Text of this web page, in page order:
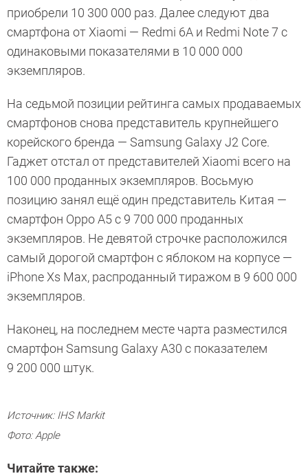
приобрели 10 300 000 раз. Далее следуют два
смартфона от Xiaomi — Redmi 6A и Redmi Note 7 с
одинаковыми показателями в 10 000 000
экземпляров.
На седьмой позиции рейтинга самых продаваемых
смартфонов снова представитель крупнейшего
корейского бренда — Samsung Galaxy J2 Core.
Гаджет отстал от представителей Xiaomi всего на
100 000 проданных экземпляров. Восьмую
позицию занял ещё один представитель Китая —
смартфон Oppo A5 с 9 700 000 проданных
экземпляров. Не девятой строчке расположился
самый дорогой смартфон с яблоком на корпусе —
iPhone Xs Max, распроданный тиражом в 9 600 000
экземпляров.
Наконец, на последнем месте чарта разместился
смартфон Samsung Galaxy А30 с показателем
9 200 000 штук.
Источник: IHS Markit
Фото: Apple
Читайте также: